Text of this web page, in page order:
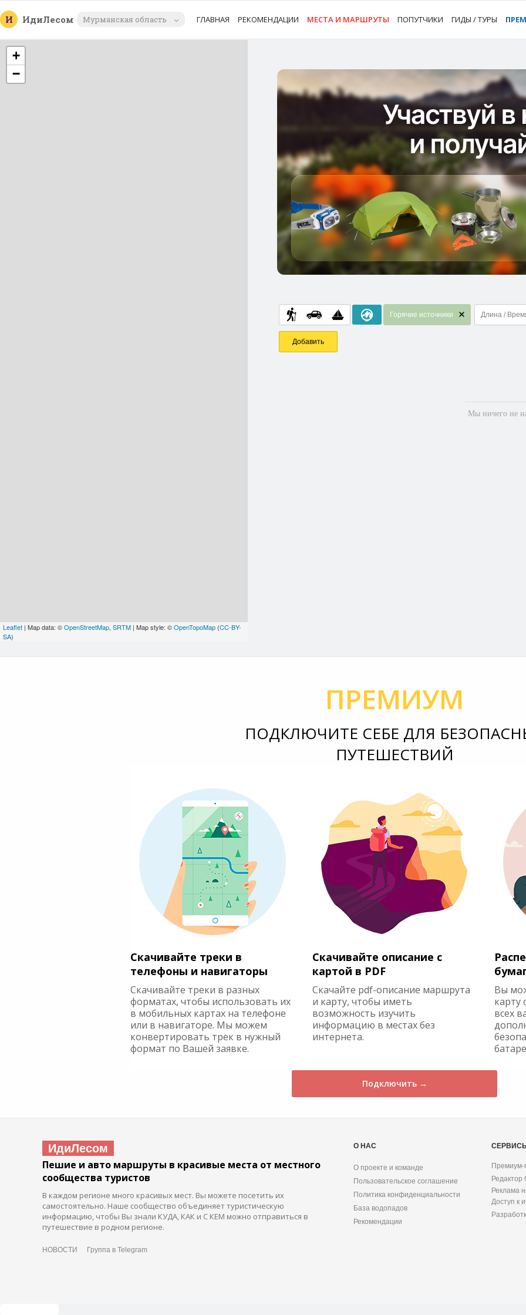
И ИдиЛесом Мурманская область ГЛАВНАЯ РЕКОМЕНДАЦИИ МЕСТА И МАРШРУТЫ ПОПУТЧИКИ ГИДЫ / ТУРЫ
+
−
Leaflet | Map data: ©OpenStreetMap, SRTM | Map style: ©OpenTopoMap (CC-BY-
SA)
Горячие источники Длина /
Добавить
Мы ничего не
ПРЕМИУМ
ПОДКЛЮЧИТЕ СЕБЕ ДЛЯ
ПУТЕШЕСТВИЙ
Скачивайте треки в
телефоны и навигаторы
Скачивайте треки в разных
форматах, чтобы использовать их
в мобильных картах на телефоне
или в навигаторе. Мы можем
конвертировать трек в нужный
формат по Вашей заявке.
Скачивайте описание с
картой в PDF
Скачайте pdf-описание маршрута
и карту, чтобы иметь
возможность изучить
информацию в местах без
интернета.
Вы
карту
всех
Подключить →
ИдиЛесом
Пешие и авто маршруты в красивые места от местного
сообщества туристов
В каждом регионе много красивых мест. Вы можете посетить их
самостоятельно. Наше сообщество объединяет туристическую
информацию, чтобы Вы знали КУДА, КАК и С КЕМ можно отправиться в
путешествие в родном регионе.
НОВОСТИ Группа в Telegram
О НАС
О проекте и команде
Пользовательское соглашение
Политика конфиденциальности
База водопадов
Рекомендации
Премиум-
Редактор
Реклама
Доступ к